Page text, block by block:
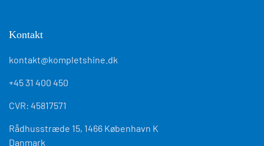
Kontakt
kontakt@kompletshine.dk
+45 31 400 450
CVR: 45817571
Rådhusstræde 15, 1466 København K
Danmark